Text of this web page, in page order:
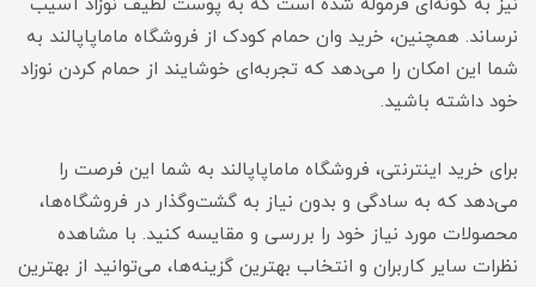
نرساند. همچنین، خرید وان حمام کودک از فروشگاه ماماپاپالند به
شما این امکان را می‌دهد که تجربه‌ای خوشایند از حمام کردن نوزاد
خود داشته باشید.
برای خرید اینترنتی، فروشگاه ماماپاپالند به شما این فرصت را
می‌دهد که به سادگی و بدون نیاز به گشت‌وگذار در فروشگاه‌ها،
محصولات مورد نیاز خود را بررسی و مقایسه کنید. با مشاهده
نظرات سایر کاربران و انتخاب بهترین گزینه‌ها، می‌توانید از بهترین